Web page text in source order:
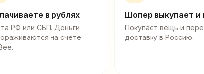
в рублях
РФ или СБП. Деньги
на счёте
Шопер выкупает и
Покупает вещь и
доставку в Россию.